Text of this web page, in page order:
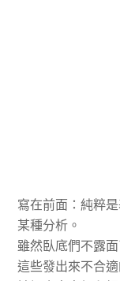
寫在前面：純粹
某種分析。
雖然臥底們不露
這些發出來不合